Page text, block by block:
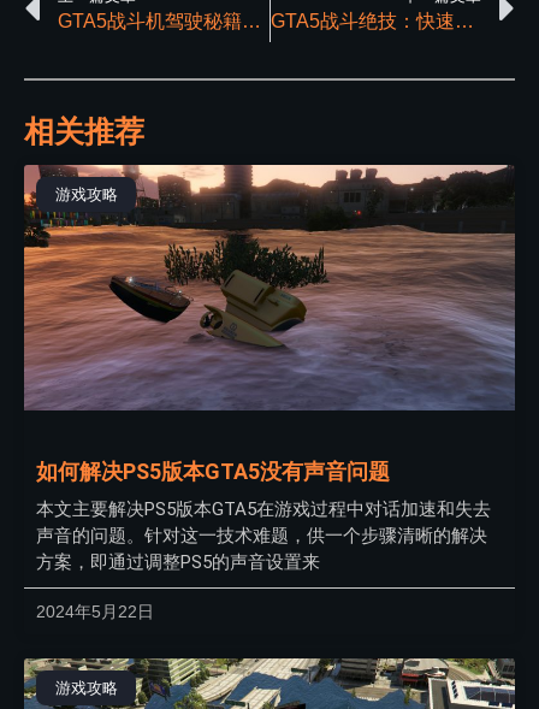
GTA5战斗机驾驶秘籍，该如何施展技巧 GTA5战斗绝技：快速躲避的实用技巧与优势详解
相关推荐
游戏攻略
如何解决PS5版本GTA5没有声音问题
本文主要解决PS5版本GTA5在游戏过程中对话加速和失去
声音的问题。针对这一技术难题，供一个步骤清晰的解决
方案，即通过调整PS5的声音设置来
2024年5月22日
游戏攻略